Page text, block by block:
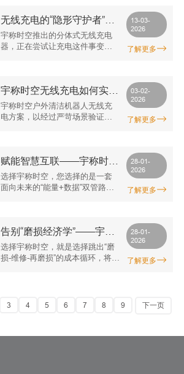
让使用更省心，让维护更简单。
无线充电的“隐形守护者”：
当工业设备学会自我管理
宇称时空推出的分体式无线充电
器，正在尝试让充电这件事变
13-03-
2026
了解更多
宇称时空无线充电如何实现
户外清洁机器人真正7×24
小时不间断作业
宇称时空户外清洁机器人无线充
电方案，以经过严苛场景验证的
球高端市政与商业客户定义未来
清洁标准时的共同选择。
03-02-
2026
了解更多
赋能智慧互联——宇称时空
无线充电如何成为智慧罐笼
数字孪生系统的“能量数据
选择宇称时空，您选择的是一套
面向未来的“能量+数据”双管路系
升级，共同迈向真正智能化、可
预知的工业新未来。
28-01-
2026
了解更多
告别“磨损经济学”——宇称
时空无线充电如何为智慧罐
笼实现终身免维护与极致降
选择宇称时空，就是选择跳出“磨
损-维修-再磨损”的成本循环，将智
商，更是您优化全生命周期成
28-01-
2026
了解更多
3 4 5 6 7 8 9 下一页